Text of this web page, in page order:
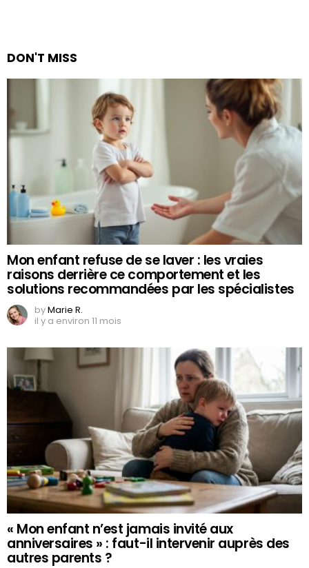
DON'T MISS
Mon enfant refuse de se laver : les vraies
raisons derrière ce comportement et les
solutions recommandées par les spécialistes
byMarie R.
il y a environ 11 mois
« Mon enfant n’est jamais invité aux
anniversaires » : faut-il intervenir auprès des
autres parents ?